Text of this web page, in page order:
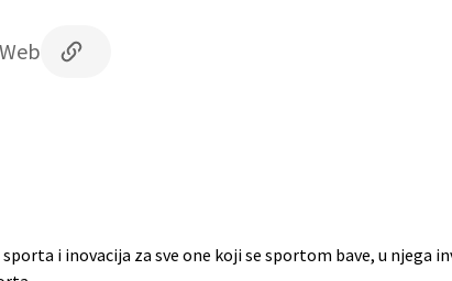
Web
i inovacija za sve one koji se sportom bave, u njega